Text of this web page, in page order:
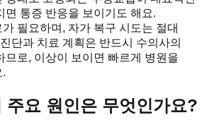
면 통증 반응을 보이기도 해요.
필요하며, 자가 복구 시도는 절대
단과 치료 계획은 반드시 수의사의
므로, 이상이 보이면 빠르게 병원을
.
주요 원인은 무엇인가요?